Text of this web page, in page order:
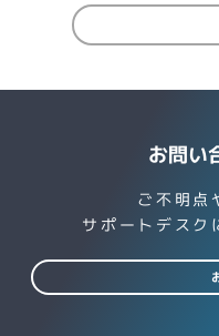
お問い
ご不明点
サポートデスク